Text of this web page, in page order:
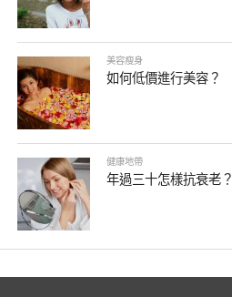
美容瘦身
如何低價進行美容？
健康地帶
年過三十怎樣抗衰老？